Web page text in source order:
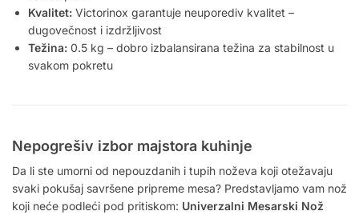
Kvalitet: Victorinox garantuje neuporediv kvalitet –
dugovečnost i izdržljivost
Težina: 0.5 kg – dobro izbalansirana težina za stabilnost u
svakom pokretu
Nepogrešiv izbor majstora kuhinje
Da li ste umorni od nepouzdanih i tupih noževa koji otežavaju
svaki pokušaj savršene pripreme mesa? Predstavljamo vam nož
koji neće podleći pod pritiskom: Univerzalni Mesarski Nož